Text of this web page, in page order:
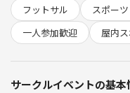
ご利用できます。必要な方
→更衣室、シャワーありま
②13:00 挨拶・チーム分け・
フットサル
スポーツ
一人参加歓迎
屋内
サークルイベントの基本